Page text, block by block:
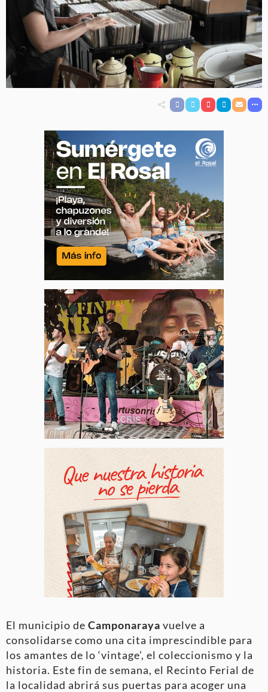
El municipio de Camponaraya vuelve a
consolidarse como una cita imprescindible para
los amantes de lo ‘vintage’, el coleccionismo y la
historia. Este fin de semana, el Recinto Ferial de
la localidad abrirá sus puertas para acoger una